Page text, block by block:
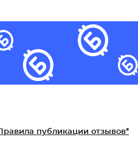
Правила публикации отзывов*